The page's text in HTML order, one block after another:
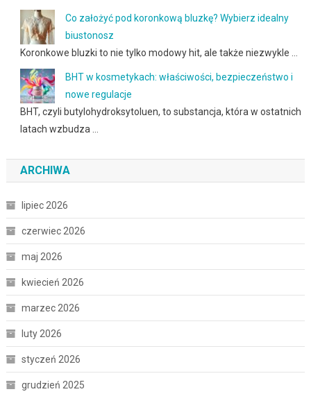
Co założyć pod koronkową bluzkę? Wybierz idealny
biustonosz
Koronkowe bluzki to nie tylko modowy hit, ale także niezwykle …
BHT w kosmetykach: właściwości, bezpieczeństwo i
nowe regulacje
BHT, czyli butylohydroksytoluen, to substancja, która w ostatnich
latach wzbudza …
ARCHIWA
lipiec 2026
czerwiec 2026
maj 2026
kwiecień 2026
marzec 2026
luty 2026
styczeń 2026
grudzień 2025